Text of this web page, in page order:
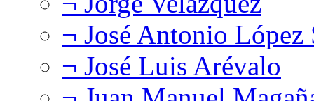
¬ José Antonio López
¬ José Luis Arévalo